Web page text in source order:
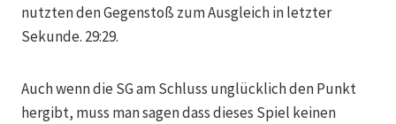
nutzten den Gegenstoß zum Ausgleich in letzter
Sekunde. 29:29.
Auch wenn die SG am Schluss unglücklich den Punkt
hergibt, muss man sagen dass dieses Spiel keinen